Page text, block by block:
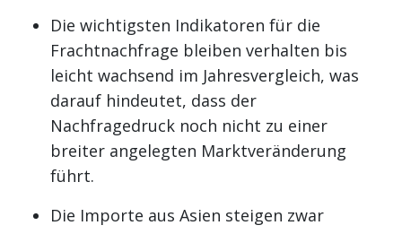
Die wichtigsten Indikatoren für die
Frachtnachfrage bleiben verhalten bis
leicht wachsend im Jahresvergleich, was
darauf hindeutet, dass der
Nachfragedruck noch nicht zu einer
breiter angelegten Marktveränderung
führt.
Die Importe aus Asien steigen zwar